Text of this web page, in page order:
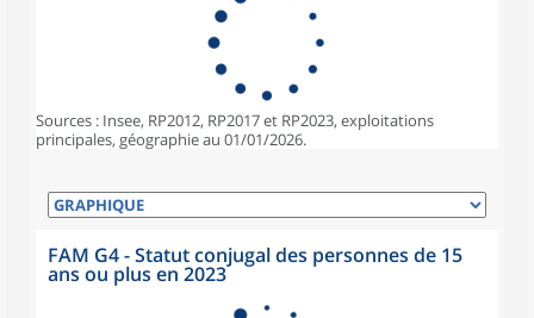
Sources : Insee, RP2012, RP2017 et RP2023, exploitations
principales, géographie au 01/01/2026.
FAM G4 - Statut conjugal des personnes de 15
ans ou plus en 2023